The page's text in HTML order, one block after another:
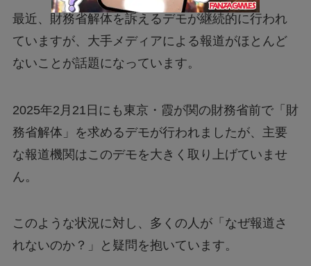
最近、財務省解体を訴えるデモが継続的に行われ
ていますが、大手メディアによる報道がほとんど
ないことが話題になっています。
2025年2月21日にも東京・霞が関の財務省前で「財
務省解体」を求めるデモが行われましたが、主要
な報道機関はこのデモを大きく取り上げていませ
ん。
このような状況に対し、多くの人が「なぜ報道さ
れないのか？」と疑問を抱いています。